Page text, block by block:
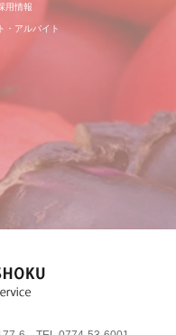
用情報
・アルバイト